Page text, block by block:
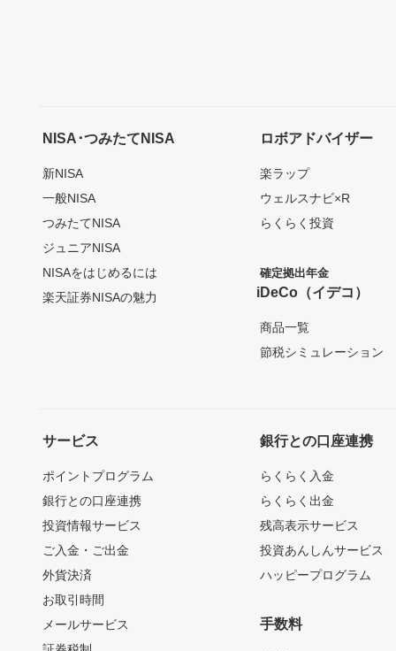
NISA･つみたてNISA
新NISA
一般NISA
つみたてNISA
ジュニアNISA
NISAをはじめるには
楽天証券NISAの魅力
ロボアドバイザー
楽ラップ
ウェルスナビ×R
らくらく投資
確定拠出年金
iDeCo（イデコ）
商品一覧
節税シミュレーション
サービス
ポイントプログラム
銀行との口座連携
投資情報サービス
ご入金・ご出金
外貨決済
お取引時間
メールサービス
銀行との口座連携
らくらく入金
らくらく出金
残高表示サービス
投資あんしんサービス
ハッピープログラム
手数料